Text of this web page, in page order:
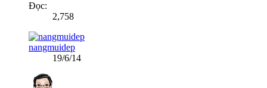
Đọc:
2,758
nangmuidep
19/6/14